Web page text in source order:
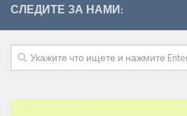
СЛЕДИТЕ ЗА НАМИ: